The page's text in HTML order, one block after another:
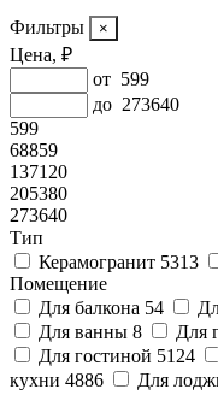
Фильтры
Цена, ₽
от 599
до 273640
599
68859
137120
205380
273640
Тип
Керамогранит 5313
Помещение
Для балкона 54
Для ванны 8 Для
Для гостиной 5124
кухни 4886 Для